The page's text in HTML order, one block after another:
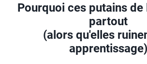
Pourquoi ces putains
partout
(alors qu'elles
apprentissage)